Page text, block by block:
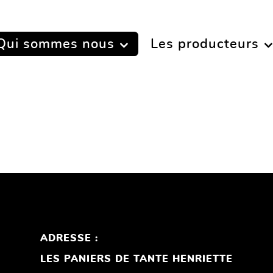
sommes nous Les producteurs
mot de passe
ADRESSE :
LES PANIERS DE TANTE HENRIETTE